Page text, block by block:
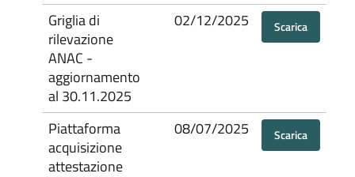
Griglia di
rilevazione
ANAC -
aggiornamento
al 30.11.2025
02/12/2025 Scarica
Piattaforma
acquisizione
attestazione
08/07/2025 Scarica